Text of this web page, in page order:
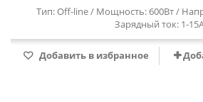
Тип: Off-line / Мощность: 600Вт /
Зарядный ток: 1-
Добавить в избранное